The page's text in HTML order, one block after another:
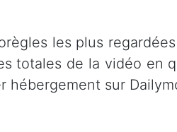
les plus
totales de la vidéo en
hébergement sur